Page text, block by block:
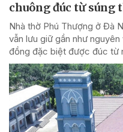
chuông đúc từ súng
Nhà thờ Phú Thượng ở Đà
vẫn lưu giữ gần như
đồng đặc biệt được đúc từ